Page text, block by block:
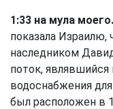
1:33 на мула моего.
показала
наследником
поток,
водоснабжения
был расположен в